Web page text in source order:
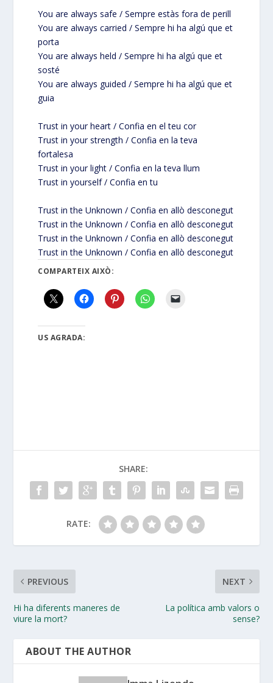
You are always safe / Sempre estàs fora de perill
You are always carried / Sempre hi ha algú que et
porta
You are always held / Sempre hi ha algú que et
sosté
You are always guided / Sempre hi ha algú que et
guia
Trust in your heart / Confia en el teu cor
Trust in your strength / Confia en la teva
fortalesa
Trust in your light / Confia en la teva llum
Trust in yourself / Confia en tu
Trust in the Unknown / Confia en allò desconegut
Trust in the Unknown / Confia en allò desconegut
Trust in the Unknown / Confia en allò desconegut
Trust in the Unknown / Confia en allò desconegut
COMPARTEIX AIXÒ:
US AGRADA:
SHARE:
RATE:
PREVIOUS
Hi ha diferents maneres de
viure la mort?
NEXT
La política amb valors o
sense?
ABOUT THE AUTHOR